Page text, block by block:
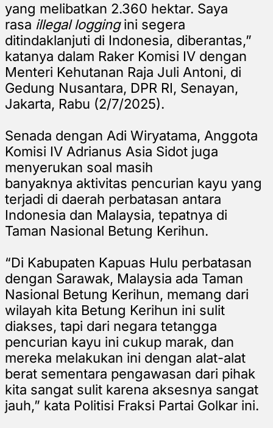
yang melibatkan 2.360 hektar. Saya
rasa illegal loggingini segera
ditindaklanjuti di Indonesia, diberantas,”
katanya dalam Raker Komisi IV dengan
Menteri Kehutanan Raja Juli Antoni, di
Gedung Nusantara, DPR RI, Senayan,
Jakarta, Rabu (2/7/2025).
Senada dengan Adi Wiryatama, Anggota
Komisi IV Adrianus Asia Sidot juga
menyerukan soal masih
banyaknya aktivitas pencurian kayu yang
terjadi di daerah perbatasan antara
Indonesia dan Malaysia, tepatnya di
Taman Nasional Betung Kerihun.
“Di Kabupaten Kapuas Hulu perbatasan
dengan Sarawak, Malaysia ada Taman
Nasional Betung Kerihun, memang dari
wilayah kita Betung Kerihun ini sulit
diakses, tapi dari negara tetangga
pencurian kayu ini cukup marak, dan
mereka melakukan ini dengan alat-alat
berat sementara pengawasan dari pihak
kita sangat sulit karena aksesnya sangat
jauh,” kata Politisi Fraksi Partai Golkar ini.